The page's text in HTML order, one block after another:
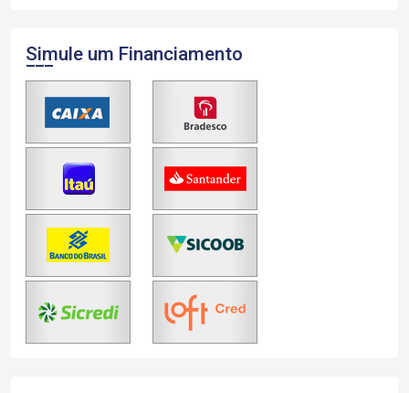
Simule um Financiamento